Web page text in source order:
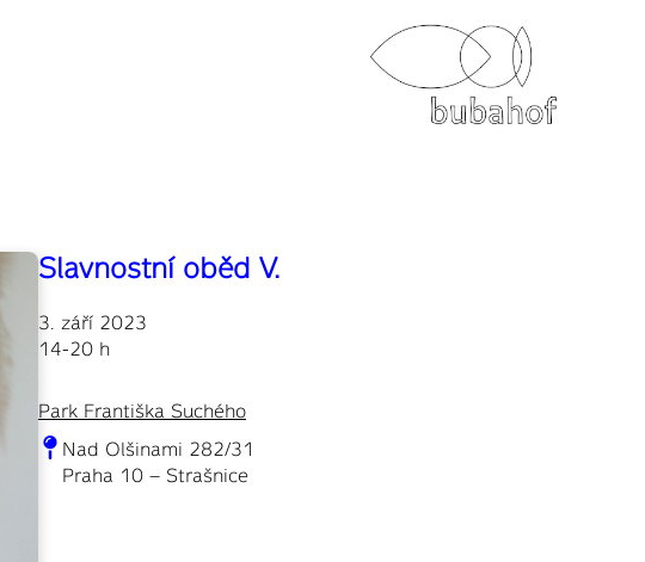
Slavnostní oběd V.
3. září 2023
14-20 h
Park Františka Suchého
Nad Olšinami 282/31
Praha 10 – Strašnice